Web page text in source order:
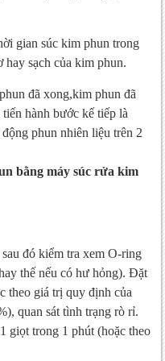
gian súc kim phun trong
sạch của kim phun.
đã xong,kim phun đã
hành bước kế tiếp là
phun nhiên liệu trên 2
bằng máy súc rửa kim
đó kiểm tra xem O-ring
thế nếu có hư hỏng). Đặt
theo giá trị quy định của
quan sát tình trạng rò rỉ.
giọt trong 1 phút (hoặc theo